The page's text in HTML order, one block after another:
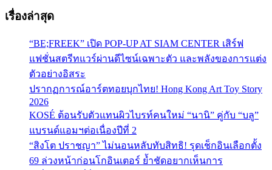
เรื่องล่าสุด
“BE;FREEK” เปิด POP-UP AT SIAM CENTER เสิร์ฟ
แฟชั่นสตรีทแวร์ผ่านดีไซน์เฉพาะตัว และพลังของการแต่ง
ตัวอย่างอิสระ
ปรากฏการณ์อาร์ตทอยบุกไทย! Hong Kong Art Toy Story
2026
KOSÉ ต้อนรับตัวแทนผิวไบรท์คนใหม่ “นานิ” คู่กับ “บลู”
แบรนด์แอมฯต่อเนื่องปีที่ 2
“สิงโต ปราชญา” ไม่นอนหลับทับสิทธิ! รุดเช็กอินเลือกตั้ง
69 ล่วงหน้าก่อนโกอินเตอร์ ย้ำชัดอยากเห็นการ